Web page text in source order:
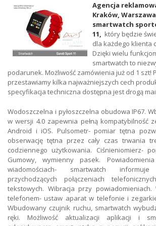
Agencja
Kraków,
smartwatch
11, który będzie
dla każdego klienta
Dzięki wielu
smartwatch to
podarunek. Możliwość zamówienia już od 1 szt!
przestawiamy kilka najważniejszych cech
specyfikacja techniczna dostępna jest drogą
Wodoszczelna i pyłoszczelna obudowa IP67.
w wersji 4.0 zapewnia pełną kompatybilność
Android i iOS. Pulsometr- pomiar tętna
obserwację tętna przez cały czas trwania
codziennego użytkowania. Ciśnieniomierz-
Gumowy, wymienny pasek.
wiadomościach- smartwatch
przychodzących połączeniach
tekstowych. Wibracja przy powiadomieniach.
telefonem- ustaw aparat w telefonie i
Wbudowany czujnik ruchu, smartwatch
ręki. Możliwość aktualizacji aplikacji i